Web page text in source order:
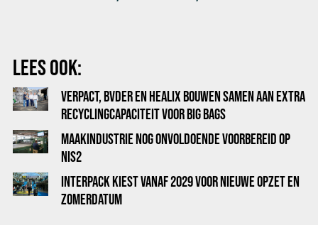
LEES OOK:
VERPACT, BVDER EN HEALIX BOUWEN SAMEN AAN EXTRA
RECYCLINGCAPACITEIT VOOR BIG BAGS
MAAKINDUSTRIE NOG ONVOLDOENDE VOORBEREID OP
NIS2
INTERPACK KIEST VANAF 2029 VOOR NIEUWE OPZET EN
ZOMERDATUM